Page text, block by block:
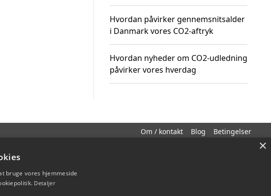
Hvordan påvirker gennemsnitsalder
i Danmark vores CO2-aftryk
Hvordan nyheder om CO2-udledning
påvirker vores hverdag
Om / kontakt Blog Betingelser
×
bruge vores hjemmeside
Detaljer